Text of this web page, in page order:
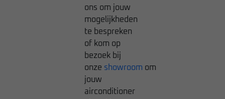
ons om jouw
mogelijkheden
te bespreken
of kom op
bezoek bij
onze showroom om
jouw
airconditioner